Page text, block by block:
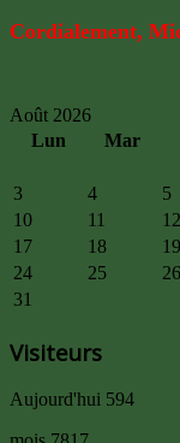
Cordialement,
Août 2026
Lun
Mar
3
4 5
10
11 12
17
18 19
24
25 26
31
Visiteurs
Aujourd'hui 594